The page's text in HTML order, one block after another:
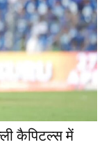
कैपिटल्स में